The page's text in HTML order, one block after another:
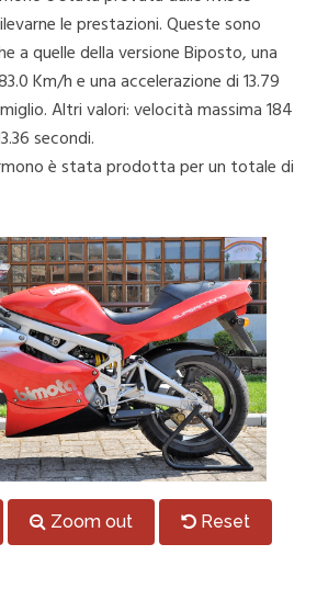
le prestazioni. Queste sono
a quelle della versione Biposto, una
Km/h e una accelerazione di 13.79
Altri valori: velocità massima 184
secondi.
è stata prodotta per un totale di
Zoom out Reset